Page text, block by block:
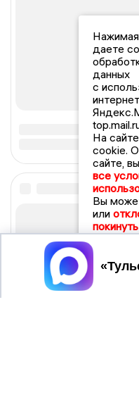
даете
данных
с
На
cookie.
сайте,
все
Вы
или